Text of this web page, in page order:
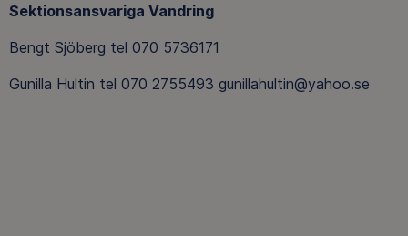
Sektionsansvariga Vandring
Bengt Sjöberg tel 070 5736171
Gunilla Hultin tel 070 2755493 gunillahultin@yahoo.se